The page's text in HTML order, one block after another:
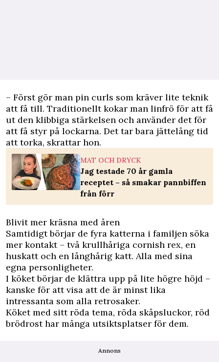
– Först gör man pin curls som kräver lite teknik
att få till. Traditionellt kokar man linfrö för att få
ut den klibbiga stärkelsen och använder det för
att få styr på lockarna. Det tar bara jättelång tid
att torka, skrattar hon.
MAT OCH DRYCK
Jag testade 70 år gamla
receptet – så smakar pannbiffen
från förr
Blivit mer kräsna med åren
Samtidigt börjar de fyra katterna i familjen söka
mer kontakt – två krullhåriga cornish rex, en
huskatt och en långhårig katt. Alla med sina
egna personligheter.
I köket börjar de klättra upp på lite högre höjd –
kanske för att visa att de är minst lika
intressanta som alla retrosaker.
Köket med sitt röda tema, röda skåpsluckor, röd
brödrost har många utsiktsplatser för dem.
Annons